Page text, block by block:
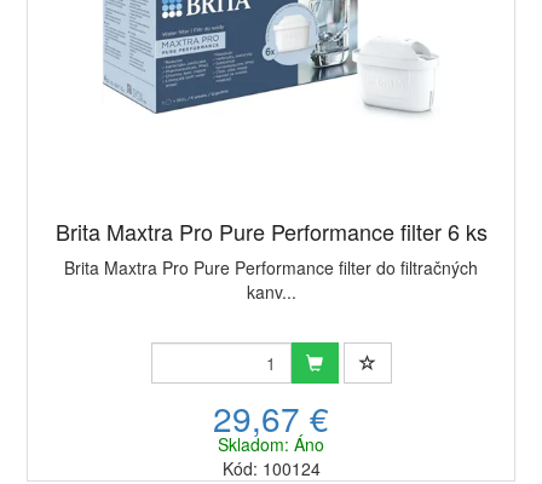
Brita Maxtra Pro Pure Performance filter 6 ks
Brita Maxtra Pro Pure Performance filter do filtračných
kanv...
29,67 €
Skladom: Áno
Kód: 100124